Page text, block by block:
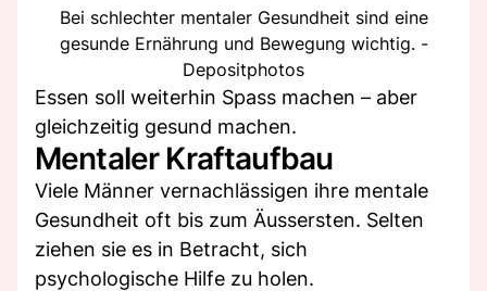
Bei schlechter mentaler Gesundheit sind eine
gesunde Ernährung und Bewegung wichtig. -
Depositphotos
Essen soll weiterhin Spass machen – aber
gleichzeitig gesund machen.
Mentaler Kraftaufbau
Viele Männer vernachlässigen ihre mentale
Gesundheit oft bis zum Äussersten. Selten
ziehen sie es in Betracht, sich
psychologische Hilfe zu holen.